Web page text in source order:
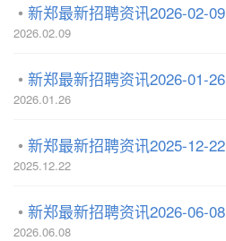
新郑最新招聘资讯2026-02-09
2026.02.09
新郑最新招聘资讯2026-01-26
2026.01.26
新郑最新招聘资讯2025-12-22
2025.12.22
新郑最新招聘资讯2026-06-08
2026.06.08